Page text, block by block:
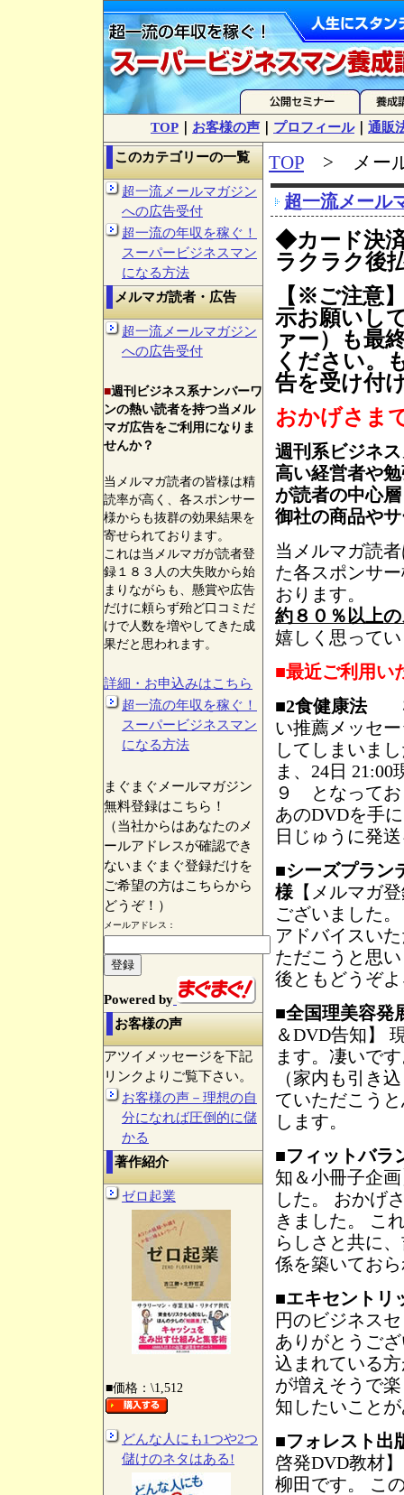
TOP お客様の声 プロフィール｜ 通販
TOP > メー
超一流メール
◆カード決
ラクラク後
【※ご注意
示お願いし
ァー）も最
ください。
告を受け付
おかげさま
週刊系ビジネ
高い経営者や
が読者の中心
御社の商品や
当メルマガ読
た各スポンサ
おります。
約８０％以上
嬉しく思って
■最近ご利用い
■2食健康法
い推薦メッセ
してしまいま
ま、24日
９ となってお
あのDVDを手
日じゅうに発
■シーズプラ
様 【メルマガ
ございました
アドバイスい
ただこうと思
後ともどうぞ
■全国理美容
＆DVD告知】
ます。凄いで
（家内も引き
ていただこう
します。
■フィットバ
知＆小冊子企
した。 おかげ
きました。 こ
らしさと共に
係を築いてお
■エキセントリ
円のビジネス
ありがとうご
込まれている
が増えそうで
知したいこと
■フォレスト出
啓発DVD教材
柳田です。 こ
このカテゴリーの一覧
超一流メールマガジン
への広告受付
超一流の年収を稼ぐ！
スーパービジネスマン
になる方法
メルマガ読者・広告
超一流メールマガジン
への広告受付
■週刊ビジネス系ナンバーワ
ンの熱い読者を持つ当メル
マガ広告をご利用になりま
せんか？
当メルマガ読者の皆様は精
読率が高く、各スポンサー
様からも抜群の効果結果を
寄せられております。
これは当メルマガが読者登
録１８３人の大失敗から始
まりながらも、懸賞や広告
だけに頼らず殆ど口コミだ
けで人数を増やしてきた成
果だと思われます。
詳細・お申込みはこちら
超一流の年収を稼ぐ！
スーパービジネスマン
になる方法
まぐまぐメールマガジン
無料登録はこちら！
（当社からはあなたのメ
ールアドレスが確認でき
ないまぐまぐ登録だけを
ご希望の方はこちらから
どうぞ！）
メールアドレス：
Powered by
お客様の声
アツイメッセージを下記
リンクよりご覧下さい。
お客様の声－理想の自
分になれば圧倒的に儲
かる
著作紹介
ゼロ起業
■価格：\1,512
どんな人にも1つや2つ
儲けのネタはある!